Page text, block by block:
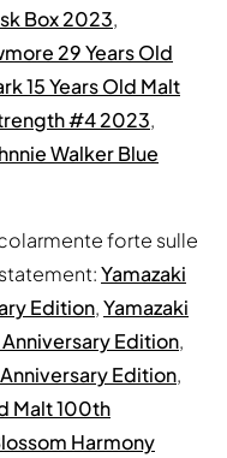
Box 2023,
29 Years Old
15 Years Old Malt
#4 2023,
Walker Blue
forte sulle
Yamazaki
Edition,Yamazaki
Anniversary Edition,
Edition,
Malt 100th
Harmony